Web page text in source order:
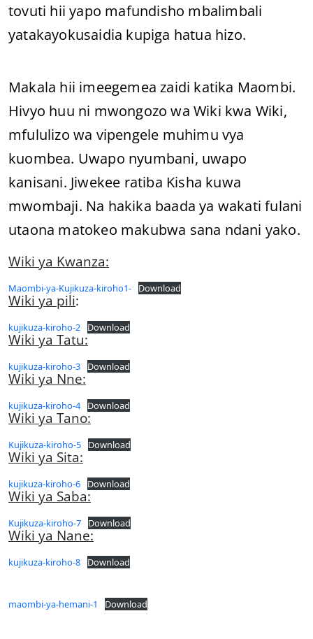
tovuti hii yapo mafundisho mbalimbali
yatakayokusaidia kupiga hatua hizo.
Makala hii imeegemea zaidi katika Maombi.
Hivyo huu ni mwongozo wa Wiki kwa Wiki,
mfululizo wa vipengele muhimu vya
kuombea. Uwapo nyumbani, uwapo
kanisani. Jiwekee ratiba Kisha kuwa
mwombaji. Na hakika baada ya wakati fulani
utaona matokeo makubwa sana ndani yako.
Wiki ya Kwanza:
Maombi-ya-Kujikuza-kiroho1- Download
Wiki ya pili:
kujikuza-kiroho-2 Download
Wiki ya Tatu:
kujikuza-kiroho-3 Download
Wiki ya Nne:
kujikuza-kiroho-4 Download
Wiki ya Tano:
Kujikuza-kiroho-5 Download
Wiki ya Sita:
kujikuza-kiroho-6 Download
Wiki ya Saba:
Kujikuza-kiroho-7 Download
Wiki ya Nane:
kujikuza-kiroho-8 Download
maombi-ya-hemani-1 Download